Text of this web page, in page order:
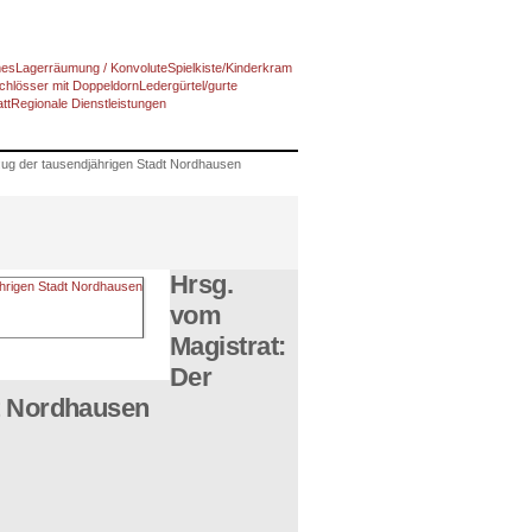
Lagerräumung / KonvoluteSpielkiste/Kinderkram
mit Doppeldorn Ledergürtel/gurte
Regionale Dienstleistungen
der tausendjährigen Stadt Nordhausen
Hrsg.
vom
Magistrat:
Der